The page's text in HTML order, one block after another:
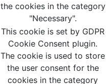
the cookies in the category
"Necessary".
This cookie is set by GDPR
Cookie Consent plugin.
The cookie is used to store
the user consent for the
cookies in the category